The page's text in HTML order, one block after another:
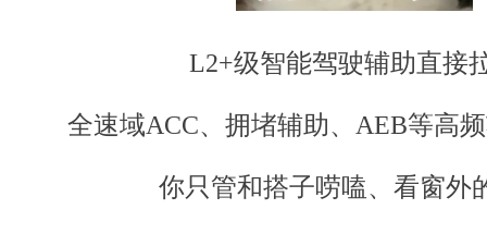
L2+级智能驾驶辅助直接
全速域ACC、拥堵辅助、AEB等高
你只管和搭子唠嗑、看窗外